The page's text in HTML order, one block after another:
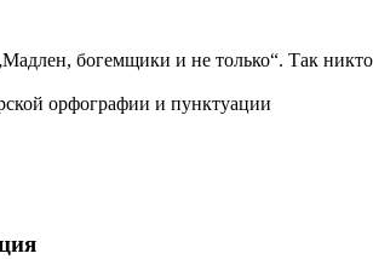
богемщики и не только“. Так
орфографии и пунктуации